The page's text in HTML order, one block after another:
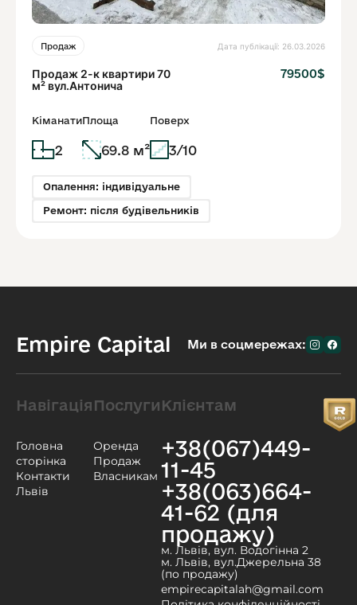
Продаж Дата публікації: 26.03.2026
Продаж 2-к квартири 70
м² вул.Антонича
79500$
Кіманати
2
Площа
69.8 м²
Поверх
3/10
Опалення: індивідуальне
Ремонт: після будівельників
Empire Capital Ми в соцмережах:
Навігація
Головна
сторінка
Контакти
Львів
Послуги
Оренда
Продаж
Власникам
Клієнтам
+38(067)449-
11-45
+38(063)664-
41-62 (для
продажу)
м. Львів, вул. Водогінна 2
м. Львів, вул.Джерельна 38
(по продажу)
empirecapitalah@gmail.com